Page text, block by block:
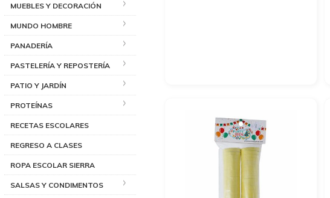
MUEBLES Y DECORACIÓN
MUNDO HOMBRE
PANADERÍA
PASTELERÍA Y REPOSTERÍA
PATIO Y JARDÍN
PROTEÍNAS
RECETAS ESCOLARES
REGRESO A CLASES
ROPA ESCOLAR SIERRA
SALSAS Y CONDIMENTOS